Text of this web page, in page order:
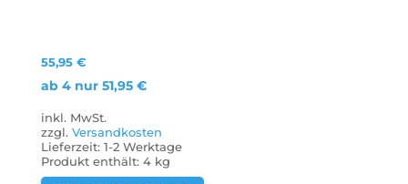
55,95€
ab 4 nur51,95€
inkl. MwSt.
zzgl.Versandkosten
Lieferzeit:1-2 Werktage
Produkt enthält: 4 kg